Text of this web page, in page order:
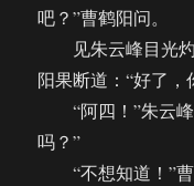
吧？”曹鹤阳问。
见朱云峰目光灼
阳果断道：“好了
“阿四！”朱云峰
吗？”
“不想知道！”曹